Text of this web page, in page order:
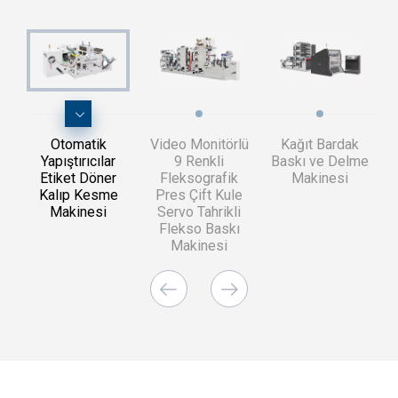
Otomatik
Yapıştırıcılar
Etiket Döner
Kalıp Kesme
Makinesi
Video Monitörlü
9 Renkli
Fleksografik
Pres Çift Kule
Servo Tahrikli
Flekso Baskı
Makinesi
Kağıt Bardak
Baskı ve Delme
Makinesi